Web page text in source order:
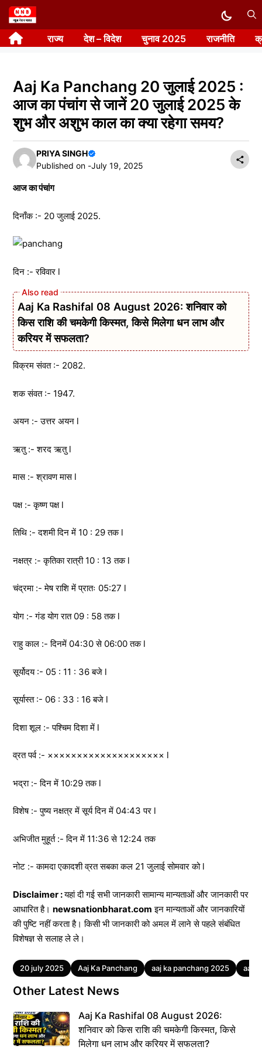
Skip
to
content राज्य देश – विदेश चुनाव 2025 राजनीति
Aaj Ka Panchang 20 जुलाई 2025 :
आज का पंचांग से जानें 20 जुलाई 2025 के
शुभ और अशुभ काल का क्या रहेगा समय?
PRIYA SINGH
Published on -July 19, 2025
आज का पंचांग
दिनाँक :- 20 जुलाई 2025.
दिन :- रविवार l
Aaj Ka Rashifal 08 August 2026: शनिवार को
किस राशि की चमकेगी किस्मत, किसे मिलेगा धन लाभ और
करियर में सफलता?
विक्रम संवत :- 2082.
शक संवत :- 1947.
अयन :- उत्तर अयन l
ऋतु :- शरद ऋतु l
मास :- श्रावण मास l
पक्ष :- कृष्ण पक्ष l
तिथि :- दशमी दिन में 10 : 29 तक l
नक्षत्र :- कृतिका रात्री 10 : 13 तक l
चंद्रमा :- मेष राशि में प्रातः 05:27 l
योग :- गंड योग रात 09 : 58 तक l
राहु काल :- दिनमें 04:30 से 06:00 तक l
सूर्योदय :- 05 : 11 : 36 बजे l
सूर्यास्त :- 06 : 33 : 16 बजे l
दिशा शूल :- पश्चिम दिशा में l
व्रत पर्व :- ×××××××××××××××××××× l
भद्रा :- दिन में 10:29 तक l
विशेष :- पुष्य नक्षत्र में सूर्य दिन में 04:43 पर l
अभिजीत मुहूर्त :- दिन में 11:36 से 12:24 तक
नोट :- कामदा एकादशी व्रत सबका कल 21 जुलाई सोमवार को l
Disclaimer :यहां दी गई सभी जानकारी सामान्य मान्यताओं और जानकारी पर
आधारित है। newsnationbharat.com इन मान्यताओं और जानकारियों
की पुष्टि नहीं करता है। किसी भी जानकारी को अमल में लाने से पहले संबंधित
विशेषज्ञ से सलाह ले ले।
Tags
20 july 2025 Aaj Ka Panchang aaj ka panchang 2025 aaj
Other Latest News
Aaj Ka Rashifal 08 August 2026:
शनिवार को किस राशि की चमकेगी किस्मत, किसे
मिलेगा धन लाभ और करियर में सफलता?